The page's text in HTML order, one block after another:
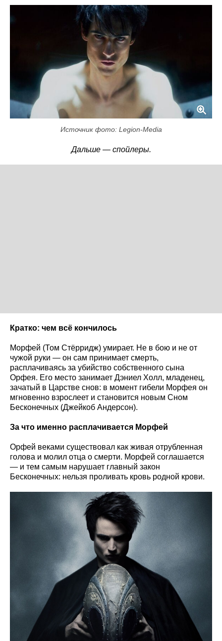
Источник фото: Legion-Media
Дальше — спойлеры.
Кратко: чем всё кончилось
Морфей (Том Стёрридж) умирает. Не в бою и не от
чужой руки — он сам принимает смерть,
расплачиваясь за убийство собственного сына
Орфея. Его место занимает Дэниел Холл, младенец,
зачатый в Царстве снов: в момент гибели Морфея он
мгновенно взрослеет и становится новым Сном
Бесконечных (Джейкоб Андерсон).
За что именно расплачивается Морфей
Орфей веками существовал как живая отрубленная
голова и молил отца о смерти. Морфей соглашается
— и тем самым нарушает главный закон
Бесконечных: нельзя проливать кровь родной крови.